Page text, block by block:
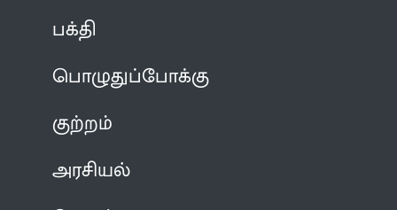
பக்தி
பொழுதுப்போக்கு
குற்றம்
அரசியல்